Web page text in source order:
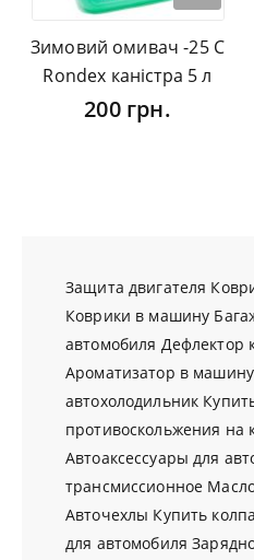
Зимовий омивач -25 С
Rondex каністра 5 л
200 грн.
Защита двигателя
Коврики в машину
автомобиля Дефлектор
Ароматизатор в машину
автохолодильник
противоскольжения на
Автоаксессуары для
трансмиссионное
Авточехлы Купить
для автомобиля